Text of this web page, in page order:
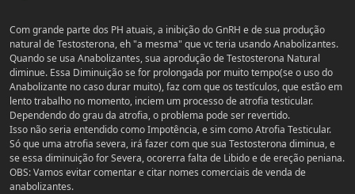
Com grande parte dos PH atuais, a inibição do GnRH e de sua produção
natural de Testosterona, eh "a mesma" que vc teria usando Anabolizantes.
Quando se usa Anabolizantes, sua aprodução de Testosterona Natural
diminue. Essa Diminuição se for prolongada por muito tempo(se o uso do
Anabolizante no caso durar muito), faz com que os testículos, que estão em
lento trabalho no momento, inciem um processo de atrofia testicular.
Dependendo do grau da atrofia, o problema pode ser revertido.
Isso não seria entendido como Impotência, e sim como Atrofia Testicular.
Só que uma atrofia severa, irá fazer com que sua Testosterona diminua, e
se essa diminuição for Severa, ocorerra falta de Libido e de ereção peniana.
OBS: Vamos evitar comentar e citar nomes comerciais de venda de
anabolizantes.